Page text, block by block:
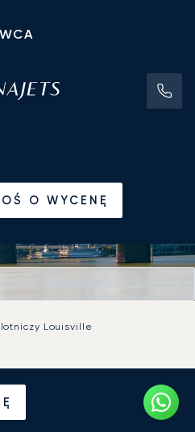
O WYCENĘ
Louisville
na
Louisville